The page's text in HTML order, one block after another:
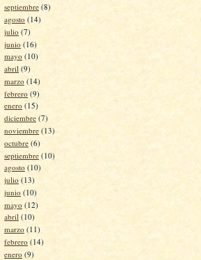
septiembre (8)
agosto (14)
julio (7)
junio (16)
mayo (10)
abril (9)
marzo (14)
febrero (9)
enero (15)
diciembre (7)
noviembre (13)
octubre (6)
septiembre (10)
agosto (10)
julio (13)
junio (10)
mayo (12)
abril (10)
marzo (11)
febrero (14)
enero (9)